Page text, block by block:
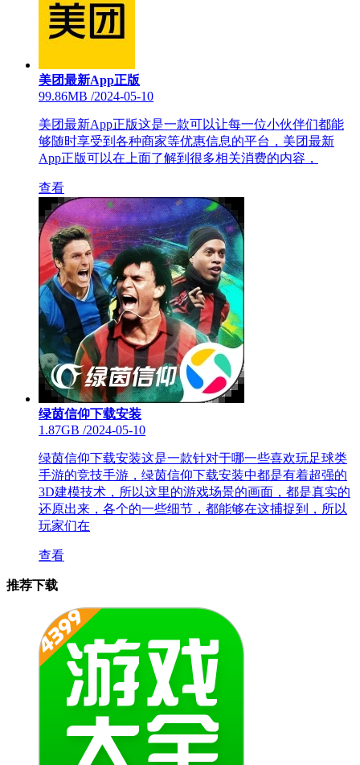
美团最新App正版
99.86MB /2024-05-10
美团最新App正版这是一款可以让每一位小伙伴们都能
够随时享受到各种商家等优惠信息的平台，美团最新
App正版可以在上面了解到很多相关消费的内容，
查看
绿茵信仰下载安装
1.87GB /2024-05-10
绿茵信仰下载安装这是一款针对于哪一些喜欢玩足球类
手游的竞技手游，绿茵信仰下载安装中都是有着超强的
3D建模技术，所以这里的游戏场景的画面，都是真实的
还原出来，各个的一些细节，都能够在这捕捉到，所以
玩家们在
查看
推荐下载